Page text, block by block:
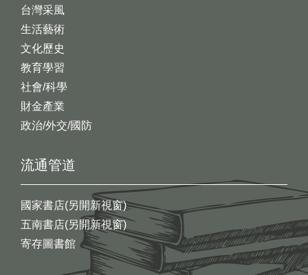
台灣采風
生活藝術
文化歷史
教育學習
社會/科學
財金產業
政治/外交/國防
流通管道
國家書店(另開新視窗)
五南書店(另開新視窗)
寄存圖書館